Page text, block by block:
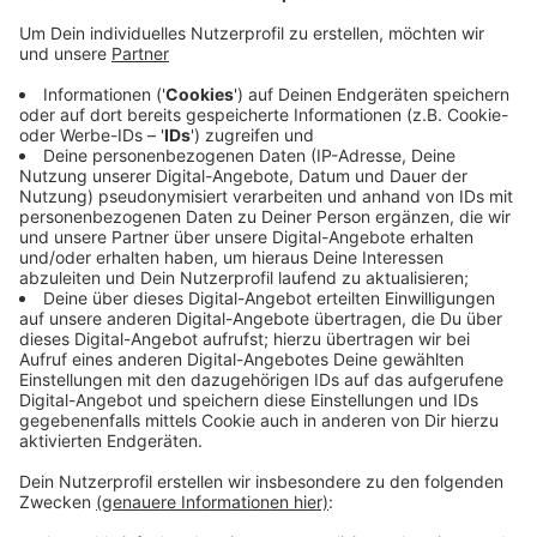
Anzeige
Ein Zeuge hatte bemerkt, dass einen Scheibe
eingeschlagen und die Rezeption durchsucht worden
war. Bei der Suche nach dem Täter entdeckte die
Polizei den 22-jährigen Einbrecher aus Marienheide
schlafend in einem Hotelzimmer. Er stand
augenscheinlich unter Drogeneinfluss und war nicht
orientiert. Anschließend hat er seinen Rausch auf der
Wache ausgeschlafen und ist jetzt wieder auf freiem
Fuß.
Anzeige